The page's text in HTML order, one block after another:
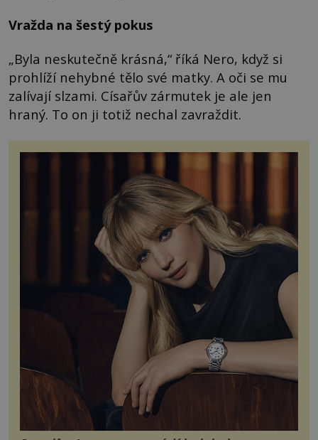
Vražda na šestý pokus
„Byla neskutečně krásná,“ říká Nero, když si
prohlíží nehybné tělo své matky. A oči se mu
zalívají slzami. Císařův zármutek je ale jen
hraný. To on ji totiž nechal zavraždit.